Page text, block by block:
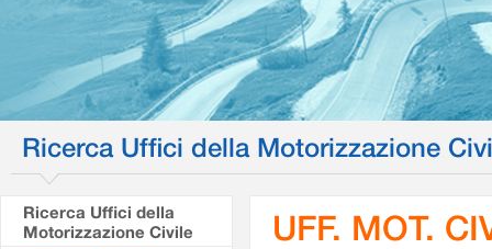
Ricerca Uffici della Motorizzazione
Ricerca Uffici della
Motorizzazione Civile
UFF. MOT.